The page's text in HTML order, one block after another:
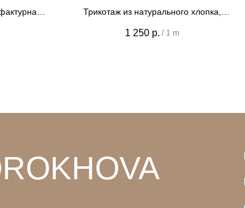
Трикотаж из натурального хлопка,
1 250 р. / 1 m